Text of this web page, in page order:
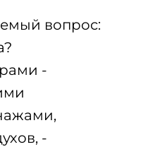
вопрос:
-
-